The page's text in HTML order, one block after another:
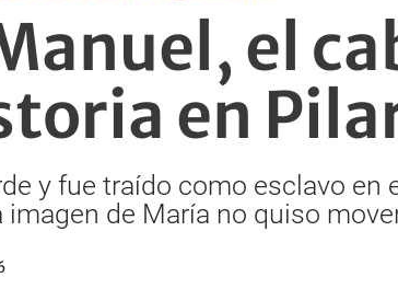
el
en
y fue traído como esclavo en
imagen de María no quiso